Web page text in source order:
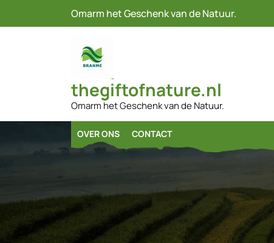
Omarm het Geschenk van de Natuur.
thegiftofnature.nl
Omarm het Geschenk van de Natuur.
OVER ONS CONTACT